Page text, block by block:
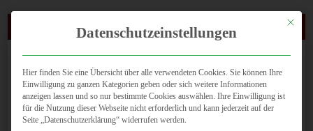
(0721) 4647 810
Mit
Datenschutzeinstellungen
Hier finden Sie eine Übersicht über alle verwendeten Cookies. Sie können Ihre
Einwilligung zu ganzen Kategorien geben oder sich weitere Informationen
anzeigen lassen und so nur bestimmte Cookies auswählen. Ihre Einwilligung ist
für die Nutzung dieser Webseite nicht erforderlich und kann jederzeit auf der
Seite „Datenschutzerklärung“ widerrufen werden.